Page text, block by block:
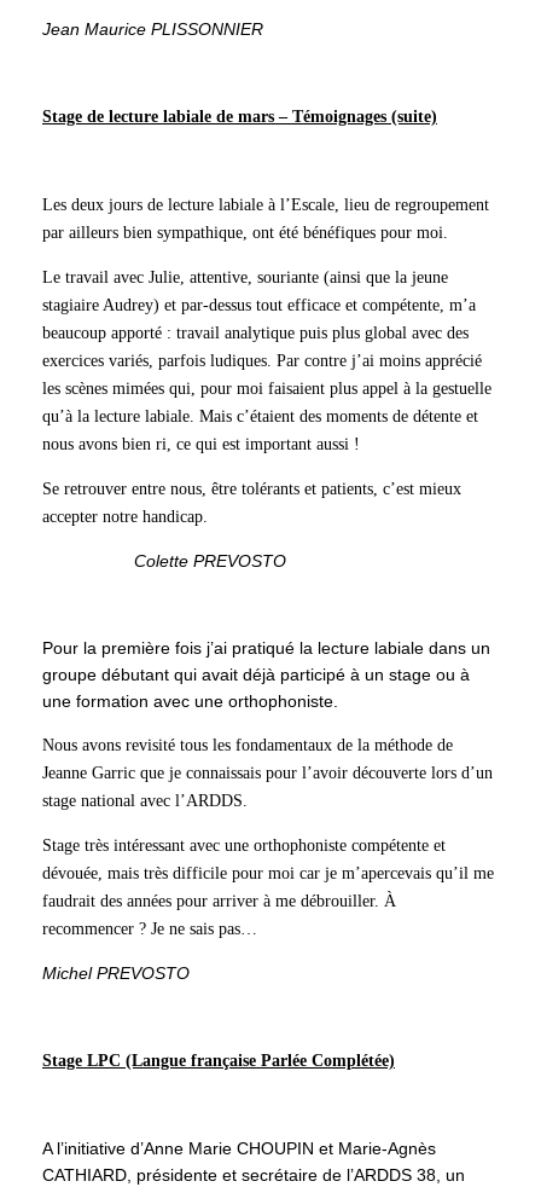
Jean Maurice PLISSONNIER
Stage de lecture labiale de mars – Témoignages (suite)
Les deux jours de lecture labiale à l’Escale, lieu de regroupement
par ailleurs bien sympathique, ont été bénéfiques pour moi.
Le travail avec Julie, attentive, souriante (ainsi que la jeune
stagiaire Audrey) et par-dessus tout efficace et compétente, m’a
beaucoup apporté : travail analytique puis plus global avec des
exercices variés, parfois ludiques. Par contre j’ai moins apprécié
les scènes mimées qui, pour moi faisaient plus appel à la gestuelle
qu’à la lecture labiale. Mais c’étaient des moments de détente et
nous avons bien ri, ce qui est important aussi !
Se retrouver entre nous, être tolérants et patients, c’est mieux
accepter notre handicap.
Colette PREVOSTO
Pour la première fois j’ai pratiqué la lecture labiale dans un
groupe débutant qui avait déjà participé à un stage ou à
une formation avec une orthophoniste.
Nous avons revisité tous les fondamentaux de la méthode de
Jeanne Garric que je connaissais pour l’avoir découverte lors d’un
stage national avec l’ARDDS.
Stage très intéressant avec une orthophoniste compétente et
dévouée, mais très difficile pour moi car je m’apercevais qu’il me
faudrait des années pour arriver à me débrouiller. À
recommencer ? Je ne sais pas…
Michel PREVOSTO
Stage LPC (Langue française Parlée Complétée)
A l’initiative d’Anne Marie CHOUPIN et Marie-Agnès
CATHIARD, présidente et secrétaire de l’ARDDS 38, un